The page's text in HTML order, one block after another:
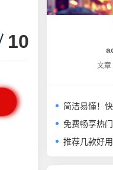
10
文章
简洁易懂！快速
免费畅享热
推荐几款好用的直